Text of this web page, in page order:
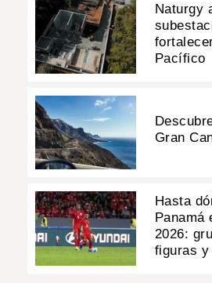
Naturgy
Pacífico
Gran
Hasta
Panamá
2026:
figuras y